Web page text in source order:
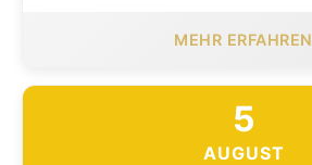
MEHR ERFAHREN
5
AUGUST